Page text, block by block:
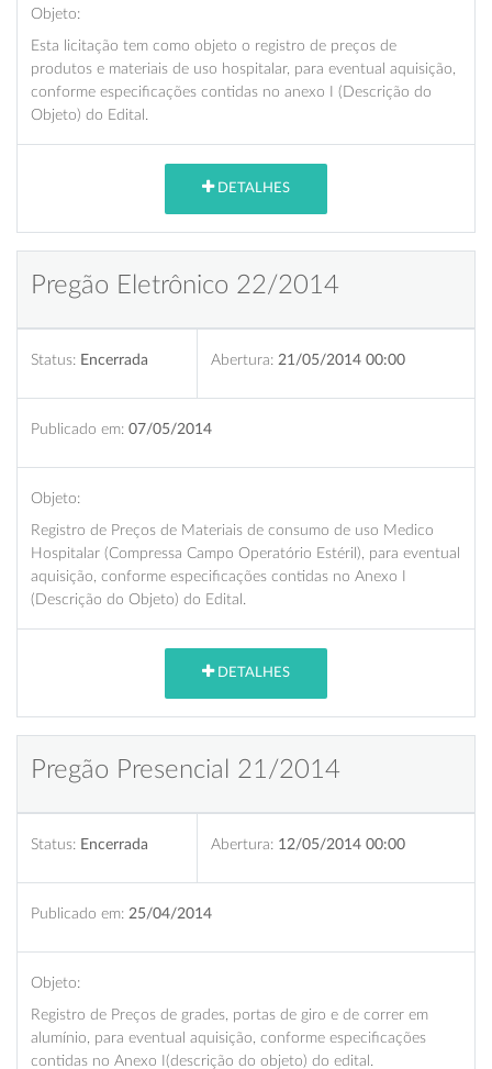
Objeto:
Esta licitação tem como objeto o registro de preços de
produtos e materiais de uso hospitalar, para eventual aquisição,
conforme especificações contidas no anexo I (Descrição do
Objeto) do Edital.
DETALHES
Pregão Eletrônico 22/2014
Status: Encerrada Abertura: 21/05/2014 00:00
Publicado em: 07/05/2014
Objeto:
Registro de Preços de Materiais de consumo de uso Medico
Hospitalar (Compressa Campo Operatório Estéril), para eventual
aquisição, conforme especificações contidas no Anexo I
(Descrição do Objeto) do Edital.
DETALHES
Pregão Presencial 21/2014
Status: Encerrada Abertura: 12/05/2014 00:00
Publicado em: 25/04/2014
Objeto:
Registro de Preços de grades, portas de giro e de correr em
alumínio, para eventual aquisição, conforme especificações
contidas no Anexo I(descrição do objeto) do edital.